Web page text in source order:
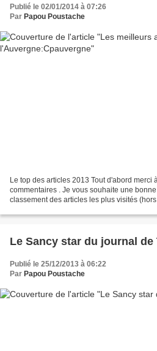
Publié le 02/01/2014 à 07:26
Par Papou Poustache
Le top des articles 2013 Tout d'abord merci
commentaires . Je vous souhaite une
classement des articles les plus visités
Le Sancy star du journal de
Publié le 25/12/2013 à 06:22
Par Papou Poustache